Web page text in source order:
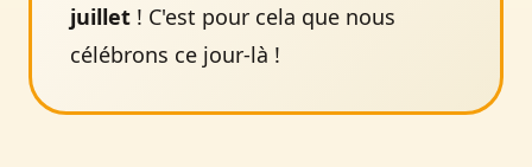
juillet ! C'est pour cela que nous
célébrons ce jour-là !